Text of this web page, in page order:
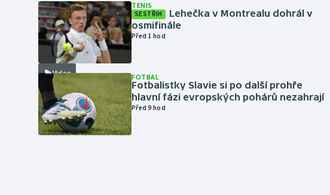
Video
TENIS
SESTŘIH
Lehečka v Montrealu dohrál v
osmifinále
Před 1 hod
FOTBAL
Fotbalistky Slavie si po další prohře
hlavní fázi evropských pohárů nezahrají
Před 9 hod